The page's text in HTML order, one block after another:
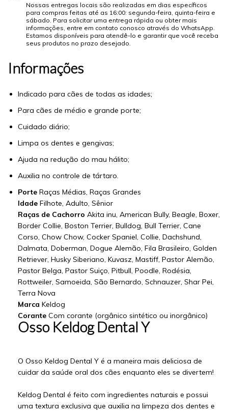
Nossas entregas locais são realizadas em dias específicos
para compras feitas até as 16:00: segunda-feira, quinta-feira e
sábado. Para solicitar uma entrega rápida ou obter mais
informações, entre em contato conosco através do WhatsApp.
Estamos disponíveis para atendê-lo e garantir que você receba
seus produtos no prazo desejado.
Informações
Indicado para cães de todas as idades;
Para cães de médio e grande porte;
Cuidado diário;
Limpa os dentes e gengivas;
Ajuda na redução do mau hálito;
Auxilia no controle de tártaro.
Porte Raças Médias, Raças Grandes
Idade Filhote, Adulto, Sênior
Raças de Cachorro Akita inu, American Bully, Beagle, Boxer,
Border Collie, Boston Terrier, Bulldog, Bull Terrier, Cane
Corso, Chow Chow, Cocker Spaniel, Collie, Dachshund,
Dalmata, Doberman, Dogue Alemão, Fila Brasileiro, Golden
Retriever, Husky Siberiano, Kuvasz, Mastiff, Pastor Alemão,
Pastor Belga, Pastor Suiço, Pitbull, Poodle, Rodésia,
Rottweiler, Samoeida, São Bernardo, Schnauzer, Shar Pei,
Terra Nova
Marca Keldog
Corante Com corante (orgânico sintético ou inorgânico)
Osso Keldog Dental Y
O Osso Keldog Dental Y é a maneira mais deliciosa de
cuidar da saúde oral dos cães enquanto eles se divertem!
Keldog Dental é feito com ingredientes naturais e possui
uma textura exclusiva que auxilia na limpeza dos dentes e